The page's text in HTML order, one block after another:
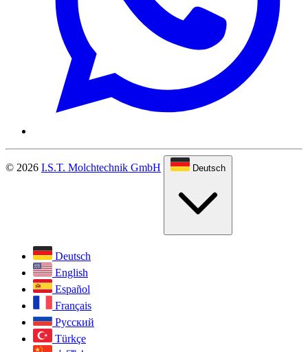
© 2026 I.S.T. Molchtechnik GmbH Deutsch
Deutsch
English
Español
Français
Русский
Türkçe